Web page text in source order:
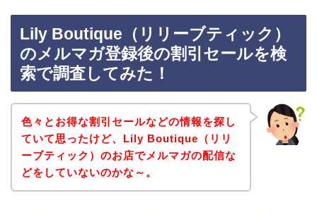
Lily Boutique（リリーブティック）
のメルマガ登録後の割引セールを検
索で調査してみた！
色々とお得な割引セールなどの情報を探し
ていて思ったけど、Lily Boutique（リリ
ーブティック）のお店でメルマガの配信な
どをしていないのかな～。